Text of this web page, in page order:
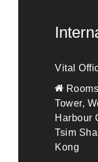
Vital
Tower,
Harbour
Tsim
Kong